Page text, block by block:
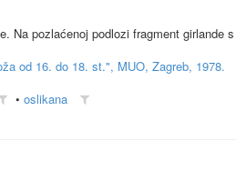
Na pozlaćenoj podlozi fragment
od 16. do 18. st.", MUO, Zagreb, 1978.
• oslikana